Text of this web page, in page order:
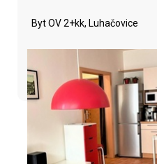
Byt OV 2+kk, Luhačovice